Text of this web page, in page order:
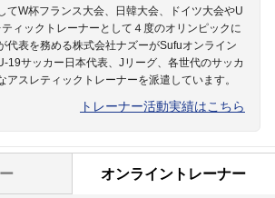
てW杯フランス大会、日韓大会、ドイツ大会やU
ィックトレーナーとして４度のオリンピックに
代表を務める株式会社ナズーがSufuオンライン
19サッカー日本代表、Jリーグ、各世代のサッカ
アスレティックトレーナーを派遣しています。
トレーナー活動実績はこちら
オンライントレーナー